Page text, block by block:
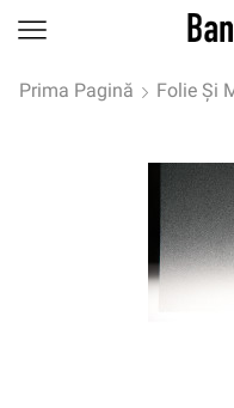
Prima Pagină Folie Și